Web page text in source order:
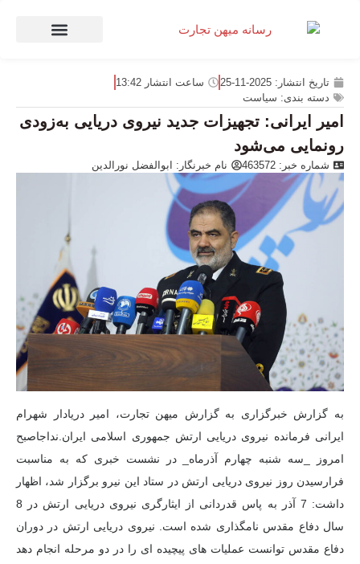
تاریخ انتشار: 2025-11-25 ساعت انتشار 13:42
دسته بندی: سیاست
امیر ایرانی: تجهیزات جدید نیروی دریایی به‌زودی
رونمایی می‌شود
شماره خبر: 463572 نام خبرنگار: ابوالفضل نورالدین
به گزارش خبرگزاری به گزارش میهن تجارت، امیر دریادار شهرام
ایرانی فرمانده نیروی دریایی ارتش جمهوری اسلامی ایران.نداجاصبح
امروز _سه شنبه چهارم آذرماه_ در نشست خبری که به مناسبت
فرارسیدن روز نیروی دریایی ارتش در ستاد این نیرو برگزار شد، اظهار
داشت: 7 آذر به پاس قدردانی از ایثارگری نیروی دریایی ارتش در 8
سال دفاع مقدس نامگذاری شده است. نیروی دریایی ارتش در دوران
دفاع مقدس توانست عملیات های پیچیده ای را در دو مرحله انجام دهد